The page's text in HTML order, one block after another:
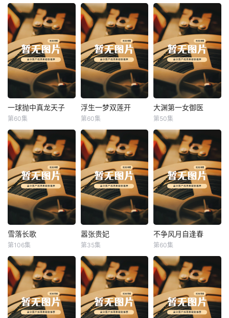
一球抛中真龙天子
一球抛中真龙天子
第60集
浮生一梦双莲开
浮生一梦双莲开
第60集
大渊第一女御医
大渊第一女御医
第50集
雪落长歌
雪落长歌
第106集
嚣张贵妃
嚣张贵妃
第35集
不争风月自逢春
不争风月自逢春
第60集